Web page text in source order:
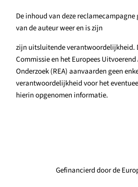
De inhoud van deze
van de auteur weer en is zijn
zijn uitsluitende verantwoordelijkheid.
Commissie en het Europees
Onderzoek (REA) aanvaarden geen
verantwoordelijkheid voor het
hierin opgenomen informatie.
Gefinancierd door de